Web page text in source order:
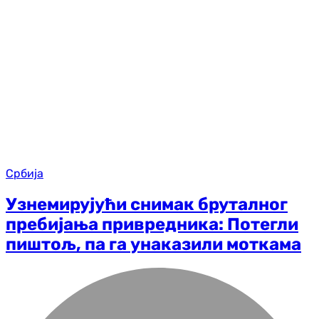
Србија
Узнемирујући снимак бруталног
пребијања привредника: Потегли
пиштољ, па га унаказили моткама